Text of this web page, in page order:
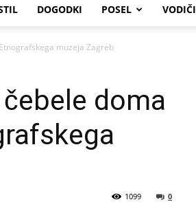
DOGODKI POSEL VODIČI
muzeja Zagreb
doma
0
1099